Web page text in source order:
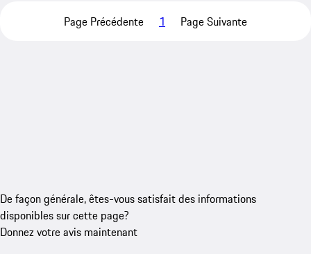
Page Précédente 1 Page Suivante
De façon générale, êtes-vous satisfait des informations
disponibles sur cette page?
Donnez votre avis maintenant